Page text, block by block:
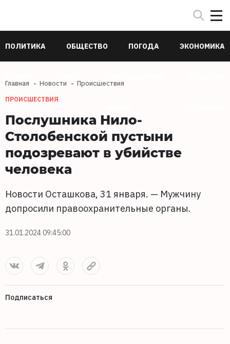
ПОЛИТИКА ОБЩЕСТВО ПОГОДА ЭКОНОМИКА
Главная Новости Происшествия
ПРОИСШЕСТВИЯ
Послушника Нило-
Столобенской пустыни
подозревают в убийстве
человека
Новости Осташкова, 31 января. — Мужчину
допросили правоохранительные органы.
31.01.2024 09:45:00
Подписаться